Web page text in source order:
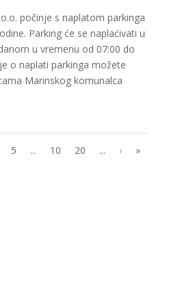
počinje s naplatom parkinga
Parking će se naplaćivati u
u vremenu od 07:00 do
o naplati parkinga možete
Marinskog komunalca
5 ... 10 20 ... › »